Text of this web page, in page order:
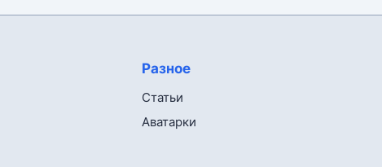
Разное
Статьи
Аватарки